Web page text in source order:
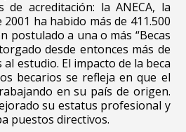
de acreditación: la ANECA, la
2001 ha habido más de 411.500
postulado a una o más “Becas
desde entonces más de
al estudio. El impacto de la beca
becarios se refleja en que el
en su país de origen.
su estatus profesional y
puestos directivos.